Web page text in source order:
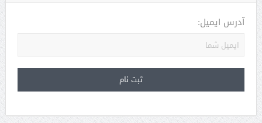
آدرس ایمیل: